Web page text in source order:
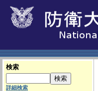
検索
詳細検索